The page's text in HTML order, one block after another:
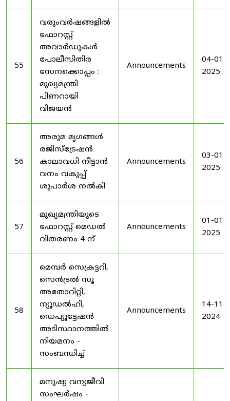
55
വരുംവർഷങ്ങളിൽ
ഫോറസ്റ്റ്
അവാർഡുകൾ
പോലീസിതിര
സേനക്കൊപ്പം :
മുഖ്യമന്ത്രി
പിണറായി
വിജയൻ
Announcements
04-01-
2025
56
അരുമ മൃഗങ്ങൾ
രജിസ്‌ട്രേഷൻ
കാലാവധി നീട്ടാൻ
വനം വകുപ്പ്
ശുപാർശ നൽകി
Announcements
03-01-
2025
57
മുഖ്യമന്ത്രിയുടെ
ഫോറസ്റ്റ് മെഡൽ
വിതരണം 4 ന്
Announcements
01-01-
2025
58
മെമ്പർ സെക്രട്ടറി,
സെൻട്രൽ സൂ
അതോറിറ്റി,
ന്യൂഡൽഹി,
ഡെപ്യൂട്ടേഷൻ
അടിസ്ഥാനത്തിൽ
നിയമനം -
സംബന്ധിച്ച്
Announcements
14-11-
2024
മനുഷ്യ വന്യജീവി
സംഘർഷം -